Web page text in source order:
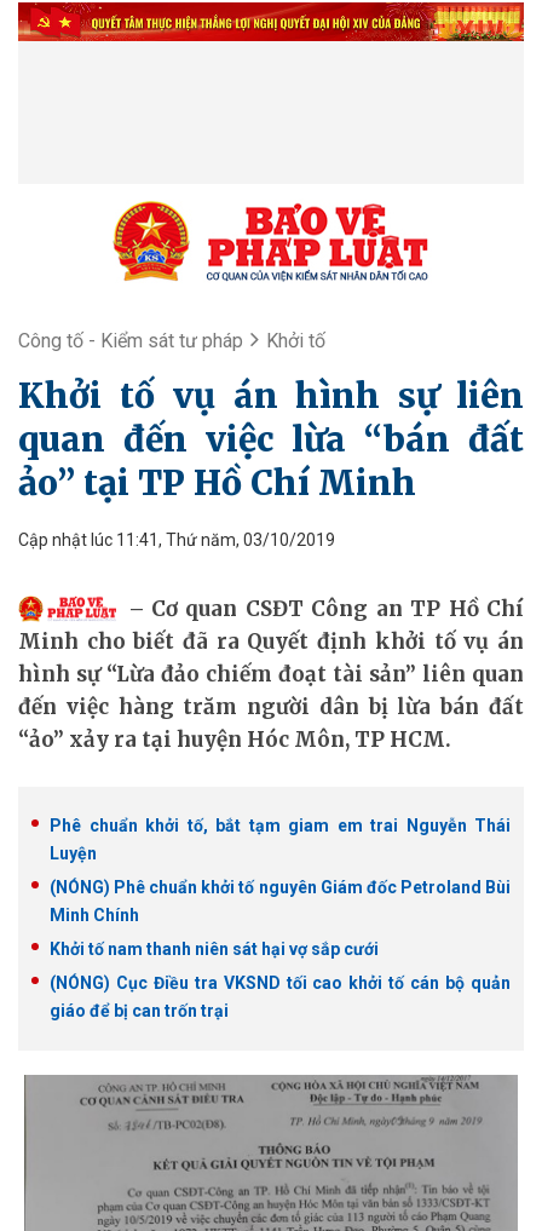
Công tố - Kiểm sát tư pháp Khởi tố
Khởi tố vụ án hình sự liên
quan đến việc lừa “bán đất
ảo” tại TP Hồ Chí Minh
Cập nhật lúc 11:41, Thứ năm, 03/10/2019
Cơ quan CSĐT Công an TP Hồ Chí
Minh cho biết đã ra Quyết định khởi tố vụ án
hình sự “Lừa đảo chiếm đoạt tài sản” liên quan
đến việc hàng trăm người dân bị lừa bán đất
“ảo” xảy ra tại huyện Hóc Môn, TP HCM.
Phê chuẩn khởi tố, bắt tạm giam em trai Nguyễn Thái
Luyện
(NÓNG) Phê chuẩn khởi tố nguyên Giám đốc Petroland Bùi
Minh Chính
Khởi tố nam thanh niên sát hại vợ sắp cưới
(NÓNG) Cục Điều tra VKSND tối cao khởi tố cán bộ quản
giáo để bị can trốn trại